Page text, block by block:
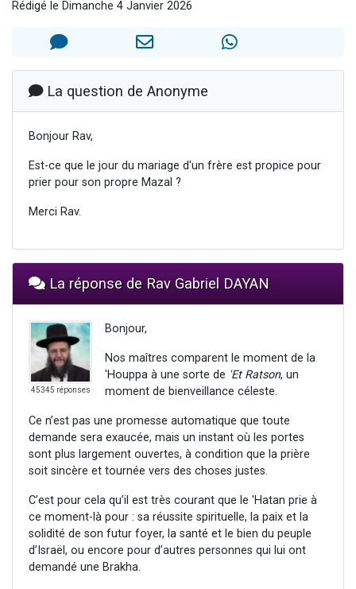
Il reste 49 places pour étudier en groupe sur Zoom
12 nouvelles musiques dans Torah-Box Music
2 personnes viennent de nous rejoindre sur WhatsApp
Rédigé le Dimanche 4 Janvier 2026
La question de Anonyme
Bonjour Rav,
Est-ce que le jour du mariage d'un frère est propice pour
prier pour son propre Mazal ?
Merci Rav.
La réponse de Rav Gabriel DAYAN
45345 réponses
Bonjour,
Nos maîtres comparent le moment de la
'Houppa à une sorte de 'Et Ratson, un
moment de bienveillance céleste.
Ce n’est pas une promesse automatique que toute
demande sera exaucée, mais un instant où les portes
sont plus largement ouvertes, à condition que la prière
soit sincère et tournée vers des choses justes.
C’est pour cela qu’il est très courant que le 'Hatan prie à
ce moment-là pour : sa réussite spirituelle, la paix et la
solidité de son futur foyer, la santé et le bien du peuple
d’Israël, ou encore pour d’autres personnes qui lui ont
demandé une Brakha.